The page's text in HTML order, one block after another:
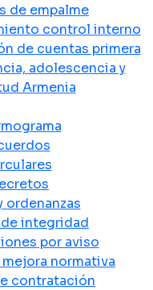
de empalme
control interno
de cuentas primera
adolescencia y
Armenia
ordenanzas
integridad
por aviso
normativa
contratación